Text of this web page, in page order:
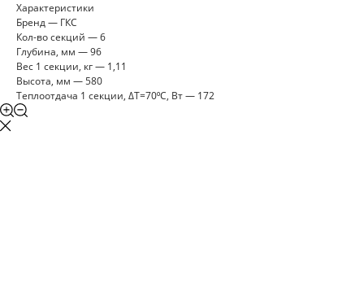
Характеристики
Бренд — ГКС
Кол-во секций — 6
Глубина, мм — 96
Вес 1 секции, кг — 1,11
Высота, мм — 580
Теплоотдача 1 секции, ΔT=70⁰C, Вт — 172